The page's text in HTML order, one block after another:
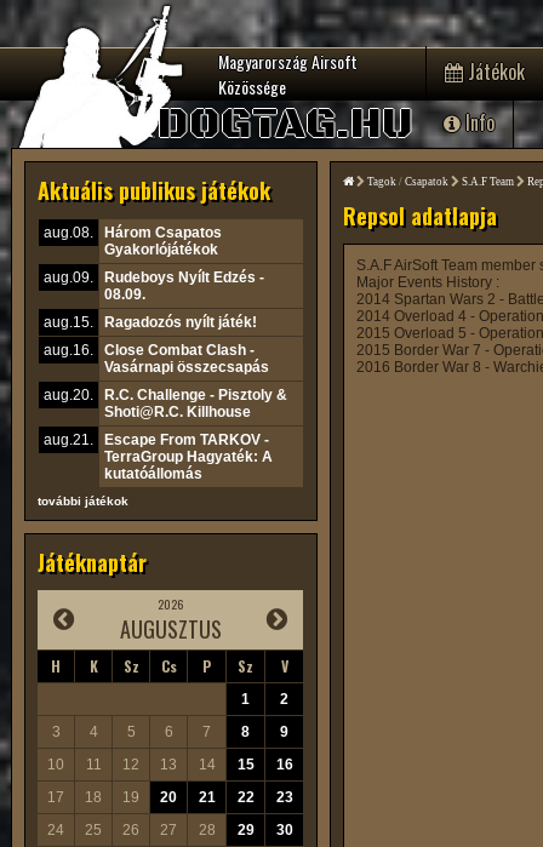
Magyarország Airsoft
Közössége
DOGTAG.HU
Játékok
Info
Aktuális publikus játékok
aug.08.
Három Csapatos
Gyakorlójátékok
aug.09.
Rudeboys Nyílt Edzés -
08.09.
aug.15.
Ragadozós nyílt játék!
aug.16.
Close Combat Clash -
Vasárnapi összecsapás
aug.20.
R.C. Challenge - Pisztoly &
Shoti@R.C. Killhouse
aug.21.
Escape From TARKOV -
TerraGroup Hagyaték: A
kutatóállomás
további játékok
Játéknaptár
2026
AUGUSZTUS
H K Sz Cs P Sz V
1
2
3
4 5 6 7 8
9
10
11 12 13 14 15
16
17
18 19 20 21 22
23
24
25 26 27 28 29
30
Tagok / Csapatok S.A.F Team
Repsol adatlapja
S.A.F AirSoft Team member
Major Events History :
2014 Spartan Wars 2 -
2014 Overload 4 -
2015 Overload 5 -
2015 Border War 7 -
2016 Border War 8 -